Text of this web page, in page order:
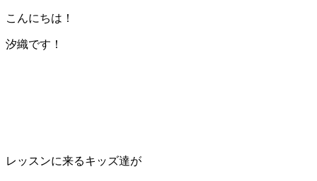
こんにちは！
汐織です！
レッスンに来るキッズ達が